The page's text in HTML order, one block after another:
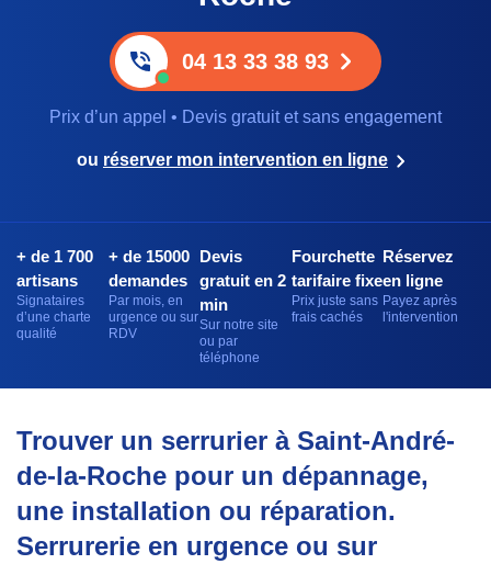
04 13 33 38 93
Prix d’un appel • Devis gratuit et sans engagement
ou réserver mon intervention en ligne
+ de 1 700
artisans
Signataires
d’une charte
qualité
+ de 15000
demandes
Par mois, en
urgence ou sur
RDV
Devis
gratuit en 2
min
Sur notre site
ou par
téléphone
Fourchette
tarifaire fixe
Prix juste sans
frais cachés
Réservez
en ligne
Payez après
l'intervention
Trouver un serrurier à Saint-André-
de-la-Roche pour un dépannage,
une installation ou réparation.
Serrurerie en urgence ou sur